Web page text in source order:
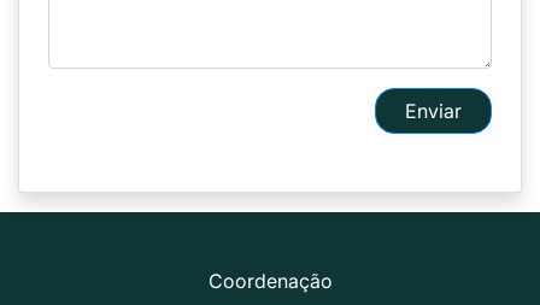
Enviar
Coordenação